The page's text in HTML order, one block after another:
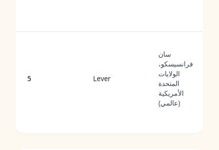
5 Lever
سان
فرانسيسكو،
الولايات
المتحدة
الأمريكية
(عالمي)